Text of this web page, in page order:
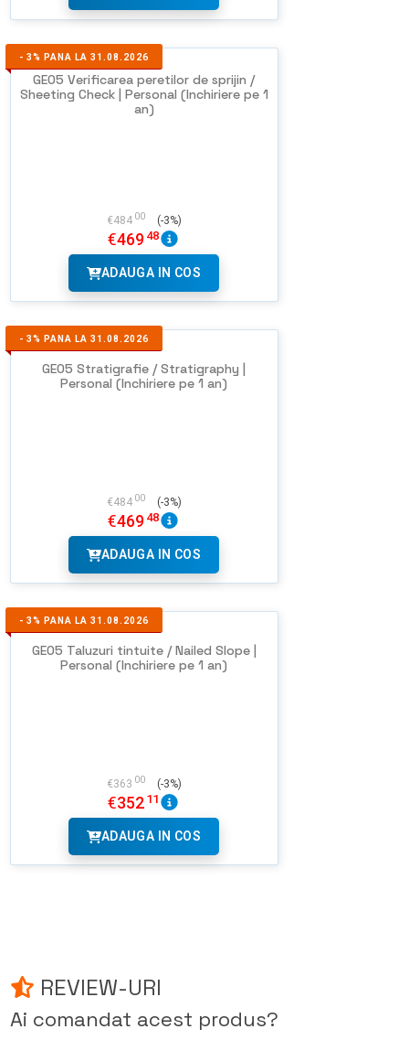
- 3% PANA LA 31.08.2026
GEO5 Verificarea peretilor de sprijin /
Sheeting Check | Personal (Inchiriere pe 1
an)
€484 00 (-3%)
€469 48
ADAUGA IN COS
- 3% PANA LA 31.08.2026
GEO5 Stratigrafie / Stratigraphy |
Personal (Inchiriere pe 1 an)
€484 00 (-3%)
€469 48
ADAUGA IN COS
- 3% PANA LA 31.08.2026
GEO5 Taluzuri tintuite / Nailed Slope |
Personal (Inchiriere pe 1 an)
€363 00 (-3%)
€352 11
ADAUGA IN COS
REVIEW-URI
Ai comandat acest produs?